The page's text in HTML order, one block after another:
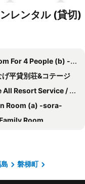
レンタル (貸切)
For 4 People (b) -haru-
げ平貸別荘&コテージ
Service / Vacation Stay 8401
Room (a) -sora-
Room
Renovated Accommodation | Dormit
You Can Stay With Your / Yama-gun Fukushima
磐梯町